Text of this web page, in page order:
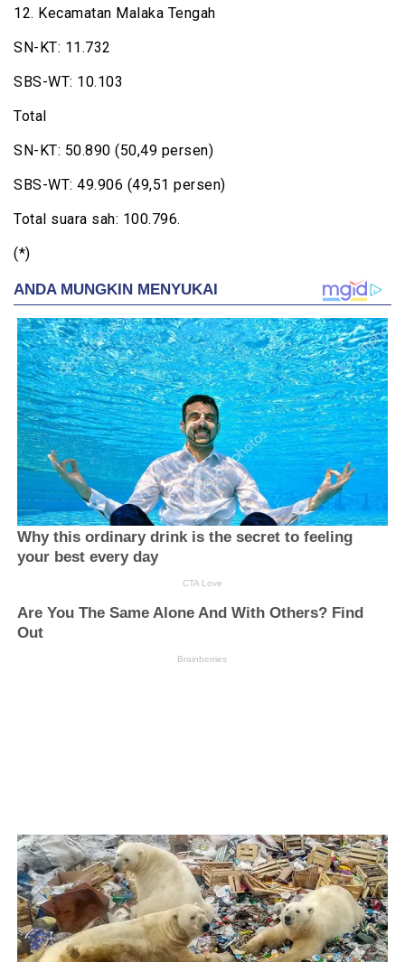
12. Kecamatan Malaka Tengah
SN-KT: 11.732
SBS-WT: 10.103
Total
SN-KT: 50.890 (50,49 persen)
SBS-WT: 49.906 (49,51 persen)
Total suara sah: 100.796.
(*)